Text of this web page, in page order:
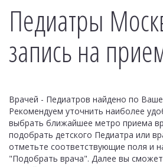
Педиатры
запись на
Врачей - Педиатров найдено по
Рекомендуем уточнить наиболее
выбрать ближайшее метро приема
подобрать детского Педиатра или
отметьте соответствующие поля и
"Подобрать врача". Далее вы